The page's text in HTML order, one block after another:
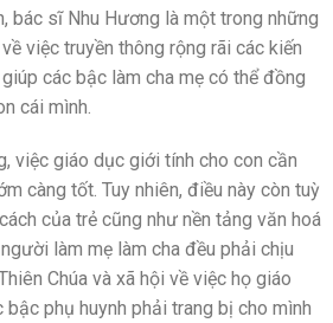
bác sĩ Nhu Hương là một trong những
việc truyền thông rộng rãi các kiến
các bậc làm cha mẹ có thể đồng
cái mình.
việc giáo dục giới tính cho con cần
càng tốt. Tuy nhiên, điều này còn tuỳ
của trẻ cũng như nền tảng văn hoá
làm mẹ làm cha đều phải chịu
Chúa và xã hội về việc họ giáo
phụ huynh phải trang bị cho mình